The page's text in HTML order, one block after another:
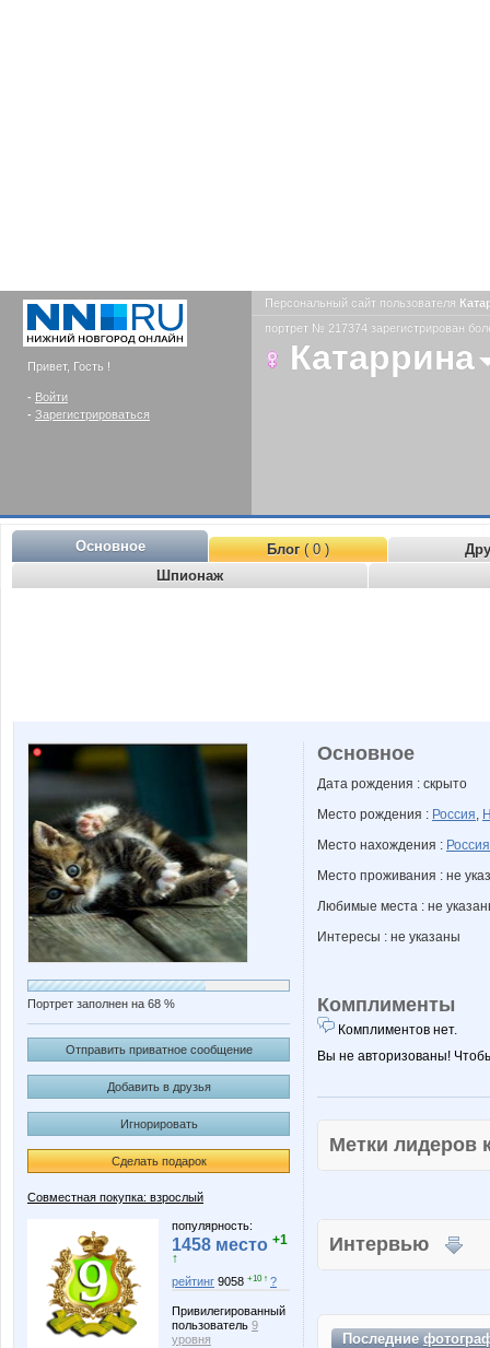
Привет, Гость !
- Войти
- Зарегистрироваться
Персональный сайт пользователя
портрет № 217374 зарегистрирован
Катаррина
Основное Блог( 0 )
Шпионаж
Портрет заполнен на 68 %
Отправить приватное сообщение
Добавить в друзья
Игнорировать
Сделать подарок
Совместная покупка: взрослый
популярность:
1458 место +1
↑
рейтинг 9058 +10 ↑ ?
Привилегированный
пользователь 9
уровня
Основное
Дата рождения : скрыто
Место рождения : Россия,
Место нахождения : Россия
Место проживания : не
Любимые места : не
Интересы : не указаны
Комплименты
Комплиментов нет.
Вы не авторизованы!
Метки
Интервью
Последние